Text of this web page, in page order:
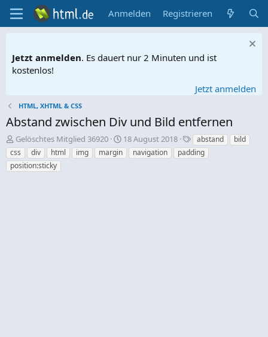
Anmelden Registrieren
Jetzt anmelden. Es dauert nur 2 Minuten und ist
kostenlos!
Jetzt anmelden
HTML, XHTML & CSS
Abstand zwischen Div und Bild entfernen
E
r
s
t
Gelöschtes Mitglied 36920
E
r
s
18 August 2018
S
c
h
abstand
bild
css
div html img margin navigation
padding
position:sticky